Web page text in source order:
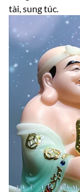
tài, sung túc.